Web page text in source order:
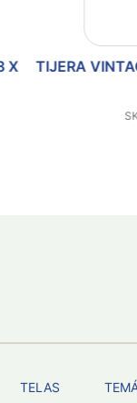
TIJERA VINTAGE
SKU:
TELAS